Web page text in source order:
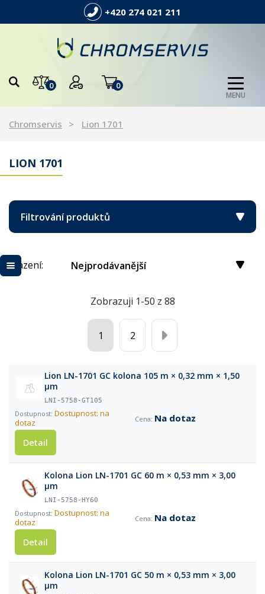
+420 274 021 211
0 0
MENU
Chromservis Lion 1701
LION 1701
Filtrování produktů
Řazení: Nejprodávanější
Zobrazuji 1-50 z 88
1 2
Lion LN-1701 GC kolona 105 m × 0,32 mm × 1,50
µm
LNI-5758-GT105
Dostupnost: na
dotaz
Na dotaz
Detail
Kolona Lion LN-1701 GC 60 m × 0,53 mm × 3,00
µm
LNI-5758-HY60
Dostupnost: na
dotaz
Na dotaz
Detail
Kolona Lion LN-1701 GC 50 m × 0,53 mm × 3,00
µm